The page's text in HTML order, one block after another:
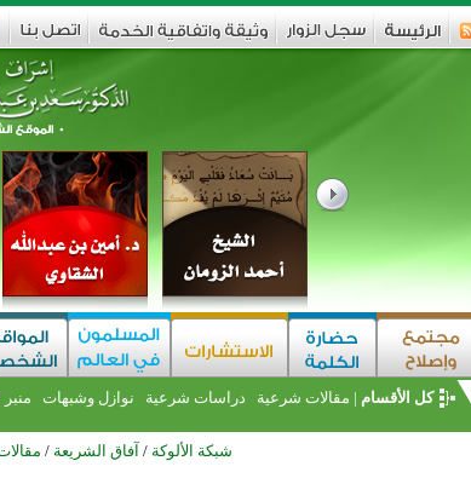
كل الأقسام | مقالات شرعية دراسات شرعية نوازل وشبهات
شبكة الألوكة / آفاق الشريعة /